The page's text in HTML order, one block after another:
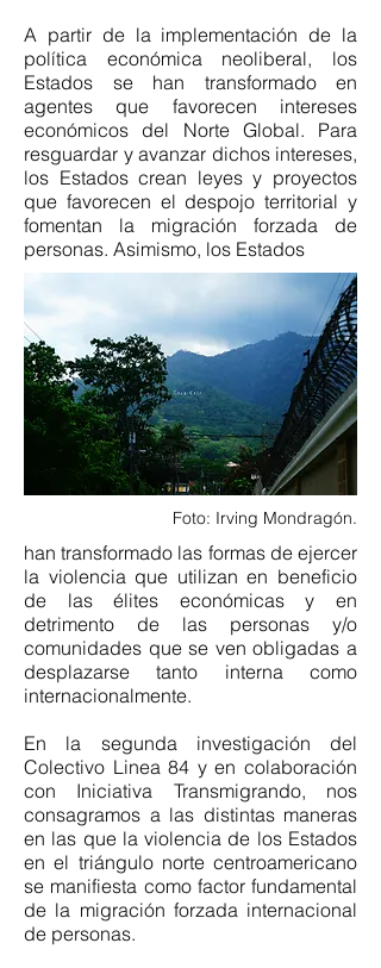
A partir de la implementación de la
política económica neoliberal, los
Estados se han transformado en
agentes que favorecen intereses
económicos del Norte Global. Para
resguardar y avanzar dichos intereses,
los Estados crean leyes y proyectos
que favorecen el despojo territorial y
fomentan la migración forzada de
personas. Asimismo, los Estados
Foto: Irving Mondragón.
han transformado las formas de ejercer
la violencia que utilizan en beneficio
de las élites económicas y en
detrimento de las personas y/o
comunidades que se ven obligadas a
desplazarse tanto interna como
internacionalmente.
En la segunda investigación del
Colectivo Linea 84 y en colaboración
con Iniciativa Transmigrando, nos
consagramos a las distintas maneras
en las que la violencia de los Estados
en el triángulo norte centroamericano
se manifiesta como factor fundamental
de la migración forzada internacional
de personas.